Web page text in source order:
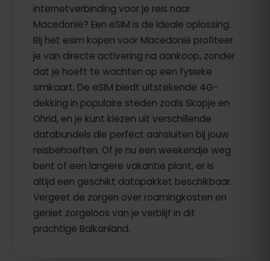
internetverbinding voor je reis naar
Macedonië? Een eSIM is de ideale oplossing.
Bij het esim kopen voor Macedonië profiteer
je van directe activering na aankoop, zonder
dat je hoeft te wachten op een fysieke
simkaart. De eSIM biedt uitstekende 4G-
dekking in populaire steden zoals Skopje en
Ohrid, en je kunt kiezen uit verschillende
databundels die perfect aansluiten bij jouw
reisbehoeften. Of je nu een weekendje weg
bent of een langere vakantie plant, er is
altijd een geschikt datapakket beschikbaar.
Vergeet de zorgen over roamingkosten en
geniet zorgeloos van je verblijf in dit
prachtige Balkanland.